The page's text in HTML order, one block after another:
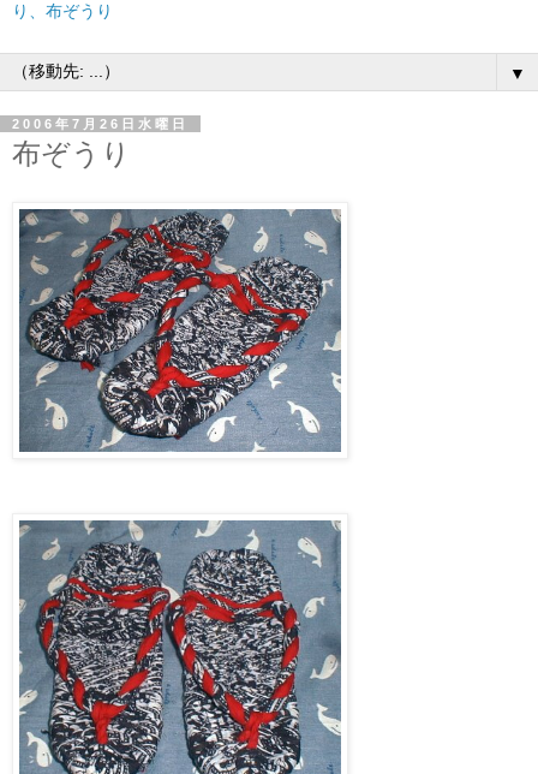
り、布ぞうり
▼
2006年7月26日水曜日
布ぞうり